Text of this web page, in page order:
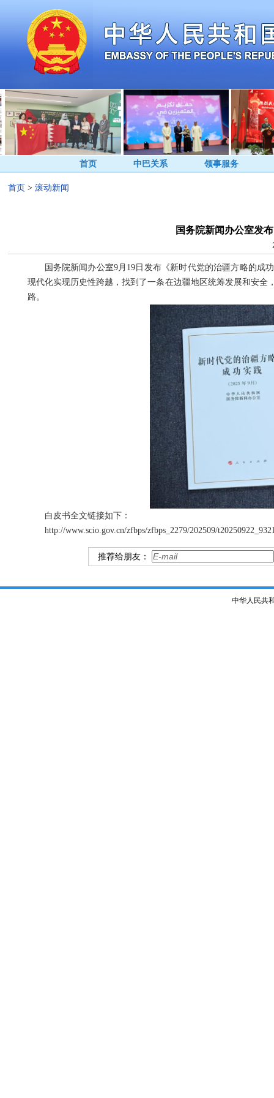
首页 中巴关系 领事服务
首页 > 滚动新闻
国务院新闻办公室发
国务院新闻办公室9月19日发布《新时代党的治疆方略的
现代化实现历史性跨越，找到了一条在边疆地区统筹发展和安
路。
白皮书全文链接如下：
http://www.scio.gov.cn/zfbps/zfbps_2279/202509/
推荐给朋友：
中华人民共